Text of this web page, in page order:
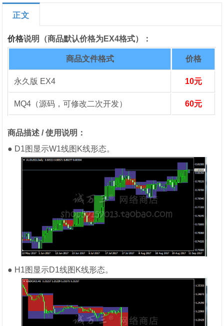
正文
价格说明（商品默认价格为EX4格式）：
商品文件格式 价格
永久版 EX4 10元
MQ4（源码，可修改二次开发） 60元
商品描述 / 使用说明：
● D1图显示W1线图K线形态。
● H1图显示D1线图K线形态。